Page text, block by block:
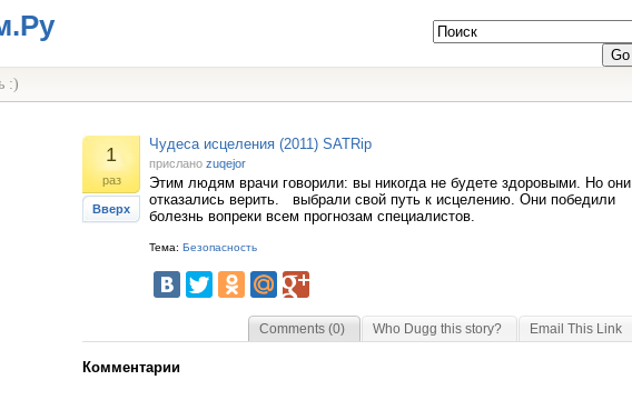
:)
1
раз
Вверх
Чудеса исцеления (2011) SATRip
прислано zuqejor
Этим людям врачи говорили: вы никогда не будете здоровыми. Но они
отказались верить. выбрали свой путь к исцелению. Они победили
болезнь вопреки всем прогнозам специалистов.
Тема: Безопасность
Comments (0) Who Dugg this story? Email This Link
Комментарии